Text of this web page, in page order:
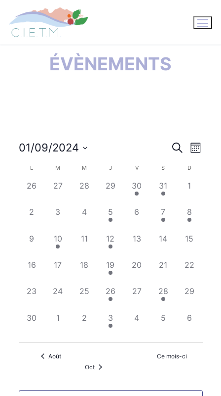
contenu
ÉVÈNEMENTS
DE
Recherche
Mois
01/09/2024
date.
CALENDRIER
ÉVÈNEMENTS
L M M J V S D
0
26
0
27
0
28
0
évènement,
29
1
évènement,
30
1
évènement,
31
0
1
0
2
0
3
0
évènement,
4
1
évènement,
5
0
évènement,
6
1
évènement,
7
1
8
0
évènement,
9
1
évènement,
10
0
évènement,
11
1
évènement,
12
0
13
0
14
0
15
0
16
0
17
0
évènement,
18
2
évènements,
19
0
20
0
21
0
22
0
23
0
24
0
évènement,
25
1
évènement,
26
0
évènement,
27
1
évènement,
28
0
29
0
30
0
1
0
évènement,
2
1
évènement,
3
0
4
0
5
0
6
Août
Ce mois-ci
Oct